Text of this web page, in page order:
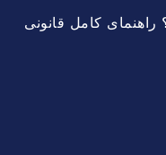
کامل قانونی